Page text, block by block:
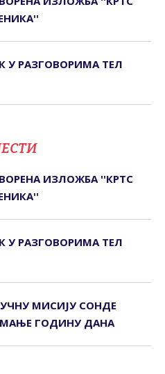
У РАЗГОВОРИМА ТЕЛ
ИЗЛОЖБА ''КРTС
У РАЗГОВОРИМА ТЕЛ
МИСИЈУ СОНДЕ
ГОДИНУ ДАНА